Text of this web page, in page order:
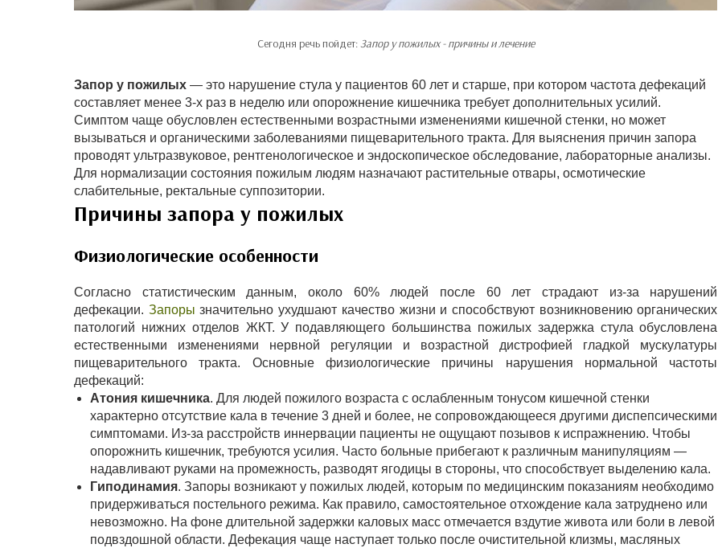
Сегодня речь пойдет:Запор у пожилых - причины и лечение
Запор у пожилых — это нарушение стула у пациентов 60 лет и старше, при котором частота дефекаций
составляет менее 3-х раз в неделю или опорожнение кишечника требует дополнительных усилий.
Симптом чаще обусловлен естественными возрастными изменениями кишечной стенки, но может
вызываться и органическими заболеваниями пищеварительного тракта. Для выяснения причин запора
проводят ультразвуковое, рентгенологическое и эндоскопическое обследование, лабораторные анализы.
Для нормализации состояния пожилым людям назначают растительные отвары, осмотические
слабительные, ректальные суппозитории.
Причины запора у пожилых
Физиологические особенности
Согласно статистическим данным, около 60% людей после 60 лет страдают из-за нарушений
дефекации. Запоры значительно ухудшают качество жизни и способствуют возникновению органических
патологий нижних отделов ЖКТ. У подавляющего большинства пожилых задержка стула обусловлена
естественными изменениями нервной регуляции и возрастной дистрофией гладкой мускулатуры
пищеварительного тракта. Основные физиологические причины нарушения нормальной частоты
дефекаций:
Атония кишечника. Для людей пожилого возраста с ослабленным тонусом кишечной стенки
характерно отсутствие кала в течение 3 дней и более, не сопровождающееся другими диспепсическими
симптомами. Из-за расстройств иннервации пациенты не ощущают позывов к испражнению. Чтобы
опорожнить кишечник, требуются усилия. Часто больные прибегают к различным манипуляциям —
надавливают руками на промежность, разводят ягодицы в стороны, что способствует выделению кала.
Гиподинамия. Запоры возникают у пожилых людей, которым по медицинским показаниям необходимо
придерживаться постельного режима. Как правило, самостоятельное отхождение кала затруднено или
невозможно. На фоне длительной задержки каловых масс отмечается вздутие живота или боли в левой
подвздошной области. Дефекация чаще наступает только после очистительной клизмы, масляных